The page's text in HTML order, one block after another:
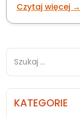
Czytaj więcej →
KATEGORIE